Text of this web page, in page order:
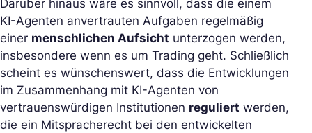
Darüber hinaus wäre es sinnvoll, dass die einem
KI-Agenten anvertrauten Aufgaben regelmäßig
einer menschlichen Aufsicht unterzogen werden,
insbesondere wenn es um Trading geht. Schließlich
scheint es wünschenswert, dass die Entwicklungen
im Zusammenhang mit KI-Agenten von
vertrauenswürdigen Institutionen reguliert werden,
die ein Mitspracherecht bei den entwickelten